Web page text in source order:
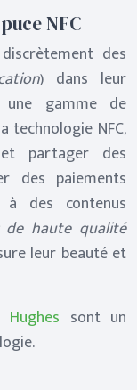
NFC
des
) dans leur
une gamme de
technologie NFC,
partager des
des paiements
des contenus
de haute qualité
leur beauté et
sont un